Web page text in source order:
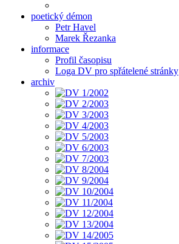
poetický démon
Petr Havel
Marek Řezanka
informace
Profil časopisu
Loga DV pro spřátelené stránky
archiv